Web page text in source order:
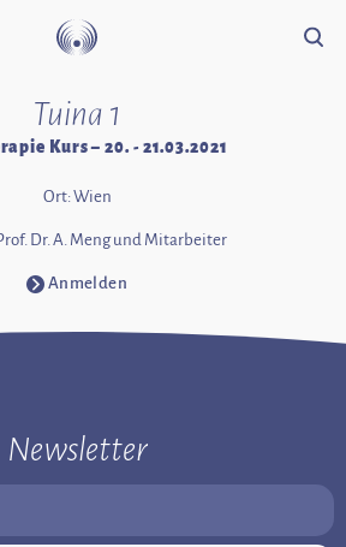
Suche
Tuina 1
Kurs – 20. - 21.03.2021
Ort: Wien
Dr. A. Meng und Mitarbeiter
⧁ Anmelden
Newsletter